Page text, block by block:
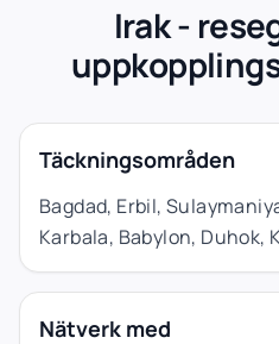
Irak -
Täckningsområden
Bagdad, Erbil,
Karbala, Babylon, Duhok,
Nätverk med